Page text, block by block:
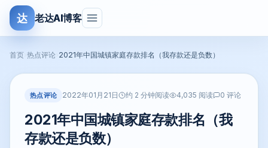
达 老达AI博客
首页 热点评论 2021年中国城镇家庭存款排名（我存款还是负数）
热点评论 2022年01月21日 约 2 分钟阅读 4,035 阅读 0 评论
2021年中国城镇家庭存款排名（我
存款还是负数）